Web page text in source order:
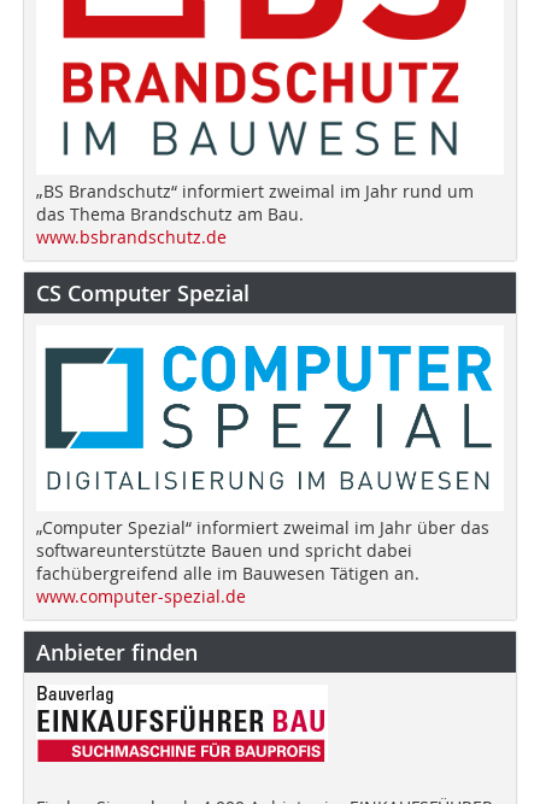
„BS Brandschutz“ informiert zweimal im Jahr rund um
das Thema Brandschutz am Bau.
www.bsbrandschutz.de
CS Computer Spezial
„Computer Spezial“ informiert zweimal im Jahr über das
softwareunterstützte Bauen und spricht dabei
fachübergreifend alle im Bauwesen Tätigen an.
www.computer-spezial.de
Anbieter finden